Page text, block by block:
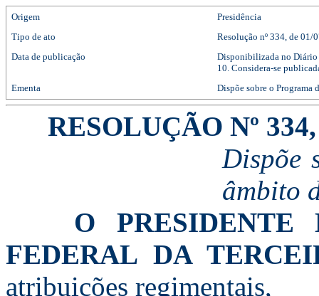
Origem
Presidência
Tipo de ato
Resolução nº 334, de 01/
Data de publicação
Disponibilizada no Diário
10. Considera-se
Ementa
Dispõe sobre o Programa
RESOLUÇÃO Nº
Dispõe
âmbito
O PRESIDENTE
FEDERAL DA
atribuições regimentais,